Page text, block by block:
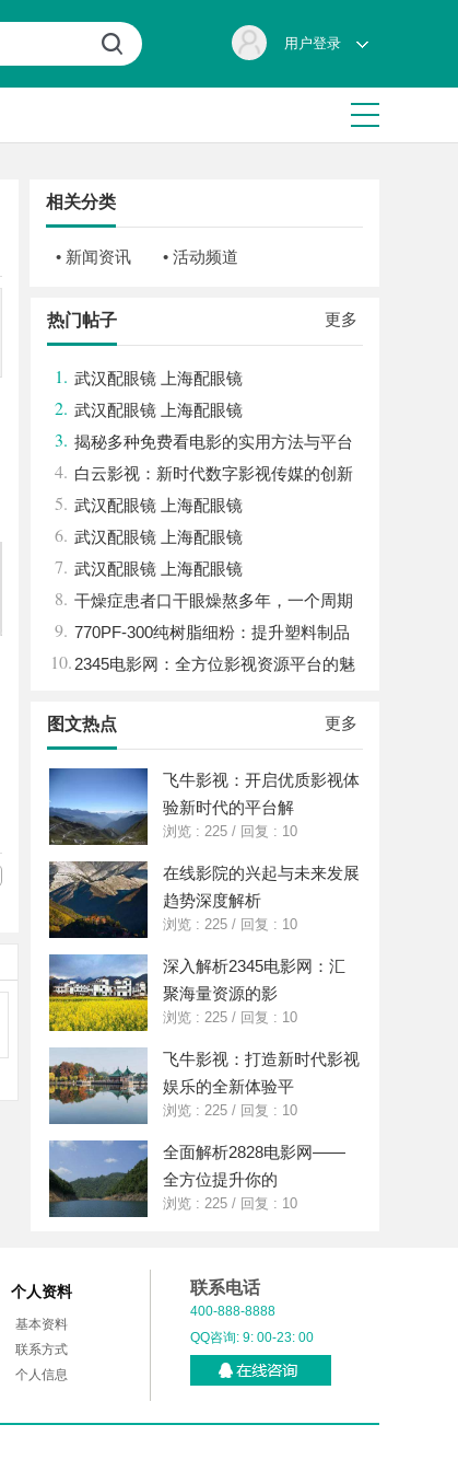
用户登录
相关分类
• 新闻资讯 • 活动频道
更多
热门帖子
1. 武汉配眼镜 上海配眼镜
2. 武汉配眼镜 上海配眼镜
3. 揭秘多种免费看电影的实用方法与平台
推荐
4. 白云影视：新时代数字影视传媒的创新
力量
5. 武汉配眼镜 上海配眼镜
6. 武汉配眼镜 上海配眼镜
7. 武汉配眼镜 上海配眼镜
8. 干燥症患者口干眼燥熬多年，一个周期
缓过来？老中医：一张辨证方对症，身体找
回津液
9. 770PF-300纯树脂细粉：提升塑料制品
性能的新选择
10. 2345电影网：全方位影视资源平台的魅
更多
图文热点
飞牛影视：开启优质影视体
验新时代的平台解
浏览 : 225 / 回复 : 10
在线影院的兴起与未来发展
趋势深度解析
浏览 : 225 / 回复 : 10
深入解析2345电影网：汇
聚海量资源的影
浏览 : 225 / 回复 : 10
飞牛影视：打造新时代影视
娱乐的全新体验平
浏览 : 225 / 回复 : 10
全面解析2828电影网——
全方位提升你的
浏览 : 225 / 回复 : 10
个人资料
基本资料
联系方式
个人信息
联系电话
400-888-8888
QQ咨询: 9: 00-23: 00